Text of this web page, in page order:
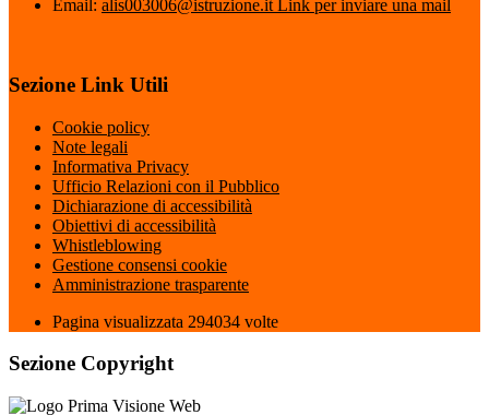
Email: alis003006@istruzione.it Link per inviare una mail
Sezione Link Utili
Cookie policy
Note legali
Informativa Privacy
Ufficio Relazioni con il Pubblico
Dichiarazione di accessibilità
Obiettivi di accessibilità
Whistleblowing
Gestione consensi cookie
Amministrazione trasparente
Pagina visualizzata 294034 volte
Sezione Copyright